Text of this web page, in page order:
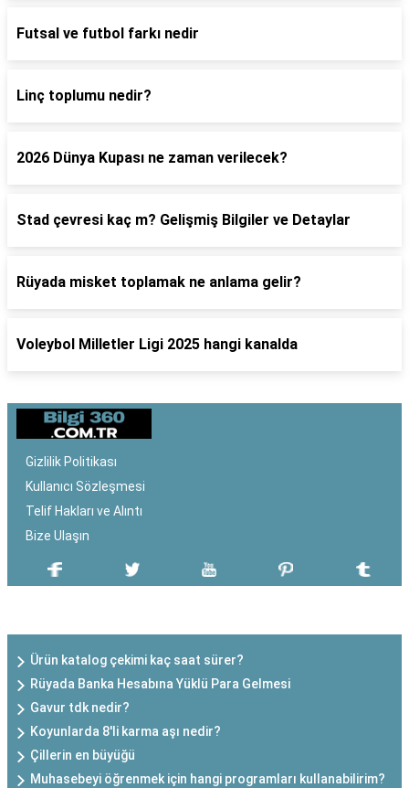
Futsal ve futbol farkı nedir
Linç toplumu nedir?
2026 Dünya Kupası ne zaman verilecek?
Stad çevresi kaç m? Gelişmiş Bilgiler ve Detaylar
Rüyada misket toplamak ne anlama gelir?
Voleybol Milletler Ligi 2025 hangi kanalda
Gizlilik Politikası
Kullanıcı Sözleşmesi
Telif Hakları ve Alıntı
Bize Ulaşın
Ürün katalog çekimi kaç saat sürer?
Rüyada Banka Hesabına Yüklü Para Gelmesi
Gavur tdk nedir?
Koyunlarda 8'li karma aşı nedir?
Çillerin en büyüğü
Muhasebeyi öğrenmek için hangi programları kullanabilirim?